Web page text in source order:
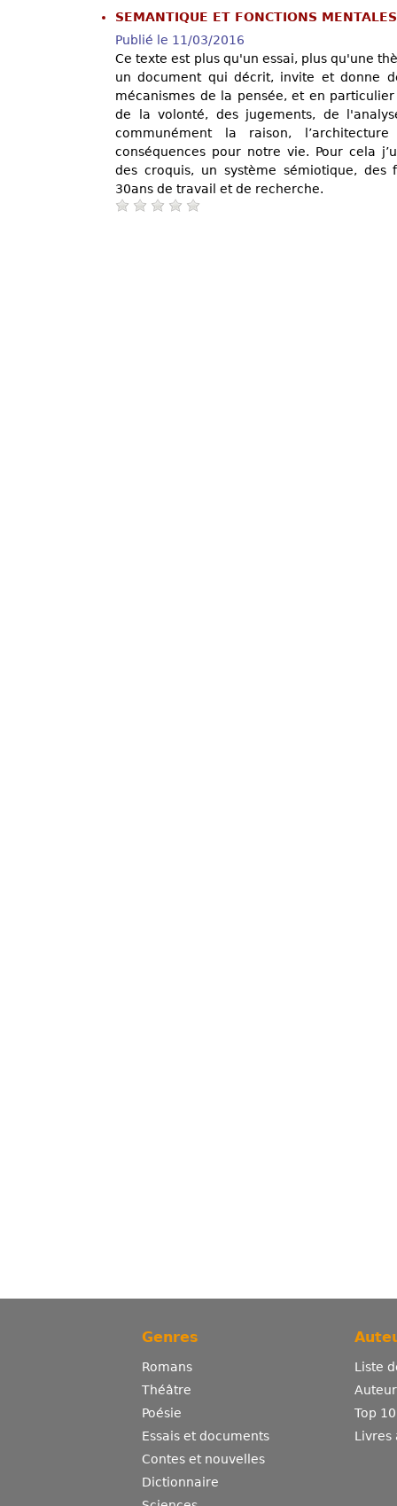
SEMANTIQUE ET FONCTIONS
Publié le 11/03/2016
Ce texte est plus qu'un essai, plus qu'une
un document qui décrit, invite et donne
mécanismes de la pensée, et en
de la volonté, des jugements, de
communément la raison,
conséquences pour notre vie. Pour cela
des croquis, un système sémiotique, des
30ans de travail et de recherche.
Genres
Romans
Théâtre
Poésie
Essais et documents
Contes et nouvelles
Dictionnaire
Liste
Top
Livres